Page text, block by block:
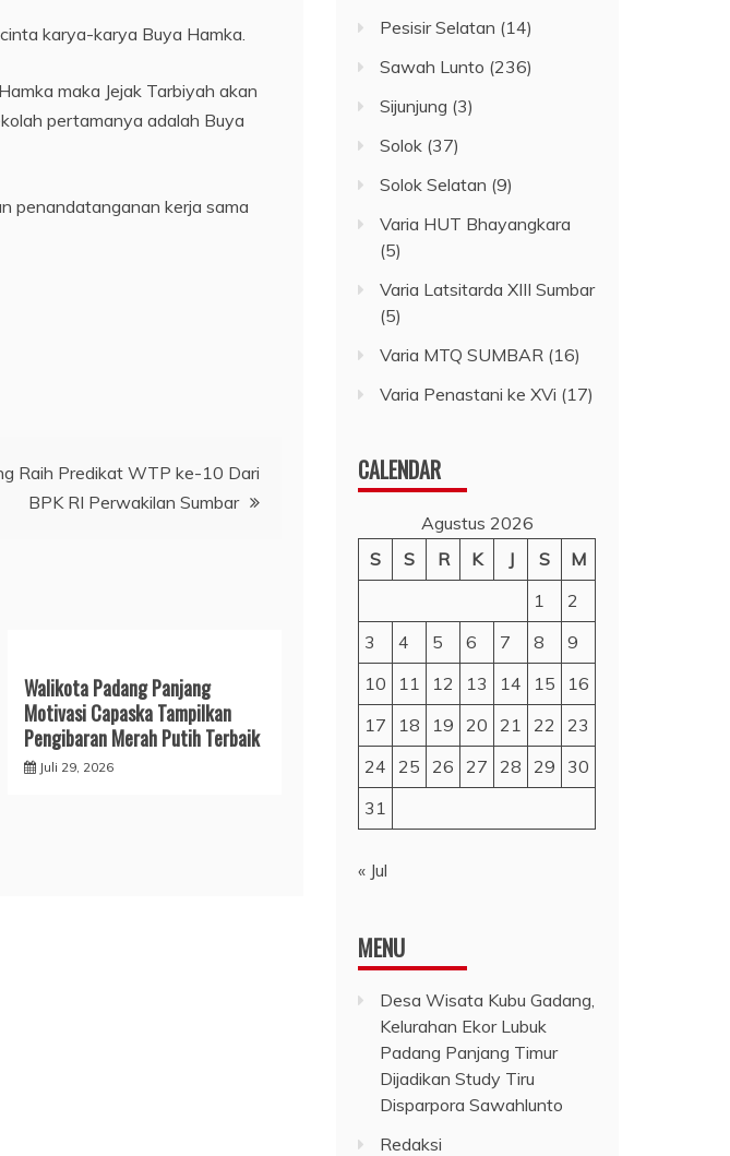
karya-karya Buya Hamka.
maka Jejak Tarbiyah akan
pertamanya adalah Buya
penandatanganan kerja sama
Raih Predikat WTP ke-10 Dari
BPK RI Perwakilan Sumbar
Walikota Padang Panjang
Motivasi Capaska Tampilkan
Pengibaran Merah Putih Terbaik
Juli 29, 2026
Pesisir Selatan (14)
Sawah Lunto (236)
Sijunjung (3)
Solok (37)
Solok Selatan (9)
Varia HUT Bhayangkara
(5)
Varia Latsitarda XIII Sumbar
(5)
Varia MTQ SUMBAR (16)
Varia Penastani ke XVi (17)
CALENDAR
Agustus 2026
S
S R K J S
M
1
2
3
4 5 6 7 8
9
10
11 12 13 14 15
16
17
18 19 20 21 22
23
24
25 26 27 28 29
30
31
« Jul
MENU
Desa Wisata Kubu Gadang,
Kelurahan Ekor Lubuk
Padang Panjang Timur
Dijadikan Study Tiru
Disparpora Sawahlunto
Redaksi